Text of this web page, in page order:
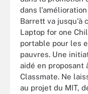
dans
Barrett va jusqu'à
Laptop for one
portable pour les
pauvres. Une
aidé en proposant
Classmate. Ne
au projet du MIT,